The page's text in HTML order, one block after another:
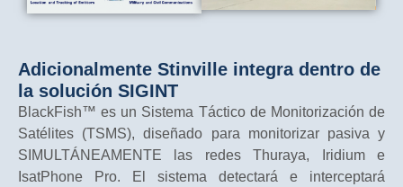
Adicionalmente Stinville integra dentro de
la solución SIGINT
BlackFish™ es un Sistema Táctico de Monitorización de
Satélites (TSMS), diseñado para monitorizar pasiva y
SIMULTÁNEAMENTE las redes Thuraya, Iridium e
IsatPhone Pro. El sistema detectará e interceptará